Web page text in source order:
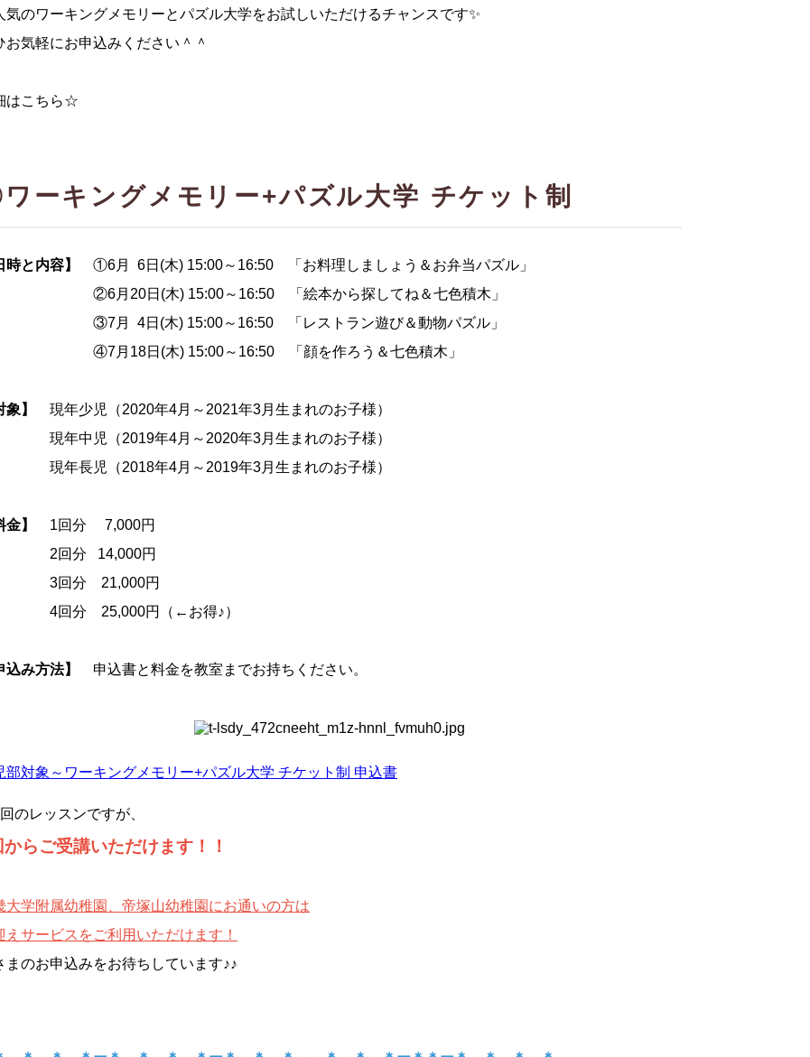
気のワーキングメモリーとパズル大学をお試しいただけるチャンスです✨
お気軽にお申込みください＾＾
はこちら☆
ワーキングメモリー+パズル大学 チケット制
時と内容】
①6月 6日(木) 15:00～16:50 「お料理しましょう＆お弁当パズル」
月20日(木) 15:00～16:50 「絵本から探してね＆七色積木」
月 4日(木) 15:00～16:50 「レストラン遊び＆動物パズル」
月18日(木) 15:00～16:50 「顔を作ろう＆七色積木」
象】
現年少児（2020年4月～2021年3月生まれのお子様）
中児（2019年4月～2020年3月生まれのお子様）
長児（2018年4月～2019年3月生まれのお子様）
金】
1回分 7,000円
分 14,000円
分 21,000円
分 25,000円（←お得♪）
込み方法】 申込書と料金を教室までお持ちください。
部対象～ワーキングメモリー+パズル大学 チケット制 申込書
のレッスンですが、
からご受講いただけます！！
大学附属幼稚園、帝塚山幼稚園にお通いの方は
えサービスをご利用いただけます！
まのお申込みをお待ちしています♪♪